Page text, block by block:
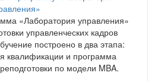
«Лаборатория управления»
управленческих кадров
построено в два этапа:
квалификации и программа
по модели MBA.